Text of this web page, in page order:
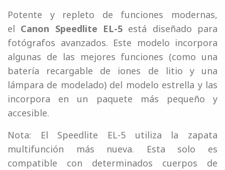
Potente y repleto de funciones modernas,
el Canon Speedlite EL-5 está diseñado para
fotógrafos avanzados. Este modelo incorpora
algunas de las mejores funciones (como una
batería recargable de iones de litio y una
lámpara de modelado) del modelo estrella y las
incorpora en un paquete más pequeño y
accesible.
Nota: El Speedlite EL-5 utiliza la zapata
multifunción más nueva. Esta solo es
compatible con determinados cuerpos de